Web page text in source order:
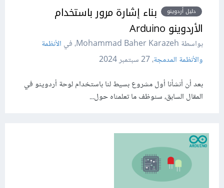
دليل أردوينو
بناء إشارة مرور باستخدام
الأردوينو Arduino
بواسطة Mohammad Baher Karazeh، في
الأنظمة
والأنظمة المدمجة،27 سبتمبر 2024
بعد أن أنشأنا أول مشروع بسيط لنا باستخدام لوحة أردوينو في
المقال السابق، سنوظف ما تعلمناه حول...